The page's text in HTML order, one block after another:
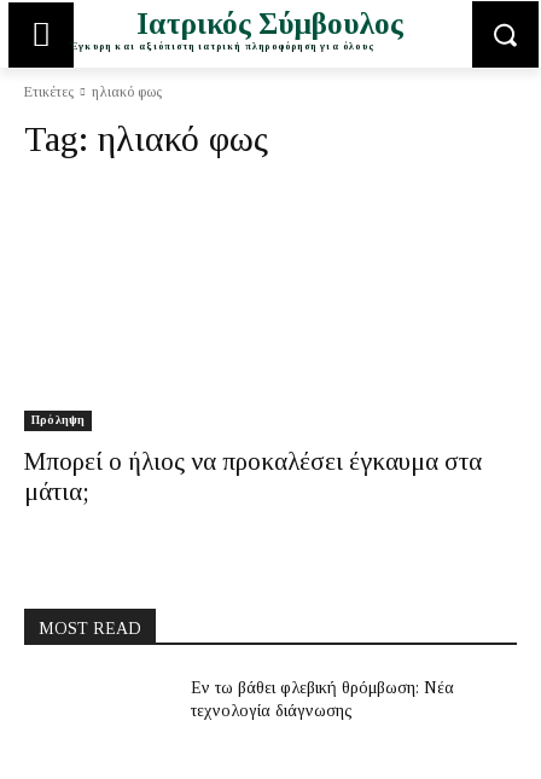
Ιατρικός Σύμβουλος
Έγκυρη και αξιόπιστη ιατρική πληροφόρηση για όλους
Ετικέτες ηλιακό φως
Tag: ηλιακό φως
Πρόληψη
Μπορεί ο ήλιος να προκαλέσει έγκαυμα στα
μάτια;
MOST READ
Εν τω βάθει φλεβική θρόμβωση: Νέα
τεχνολογία διάγνωσης